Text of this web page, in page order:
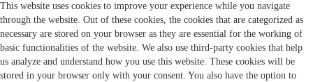
This website uses cookies to improve your experience while you navigate
through the website. Out of these cookies, the cookies that are categorized as
necessary are stored on your browser as they are essential for the working of
basic functionalities of the website. We also use third-party cookies that help
us analyze and understand how you use this website. These cookies will be
stored in your browser only with your consent. You also have the option to